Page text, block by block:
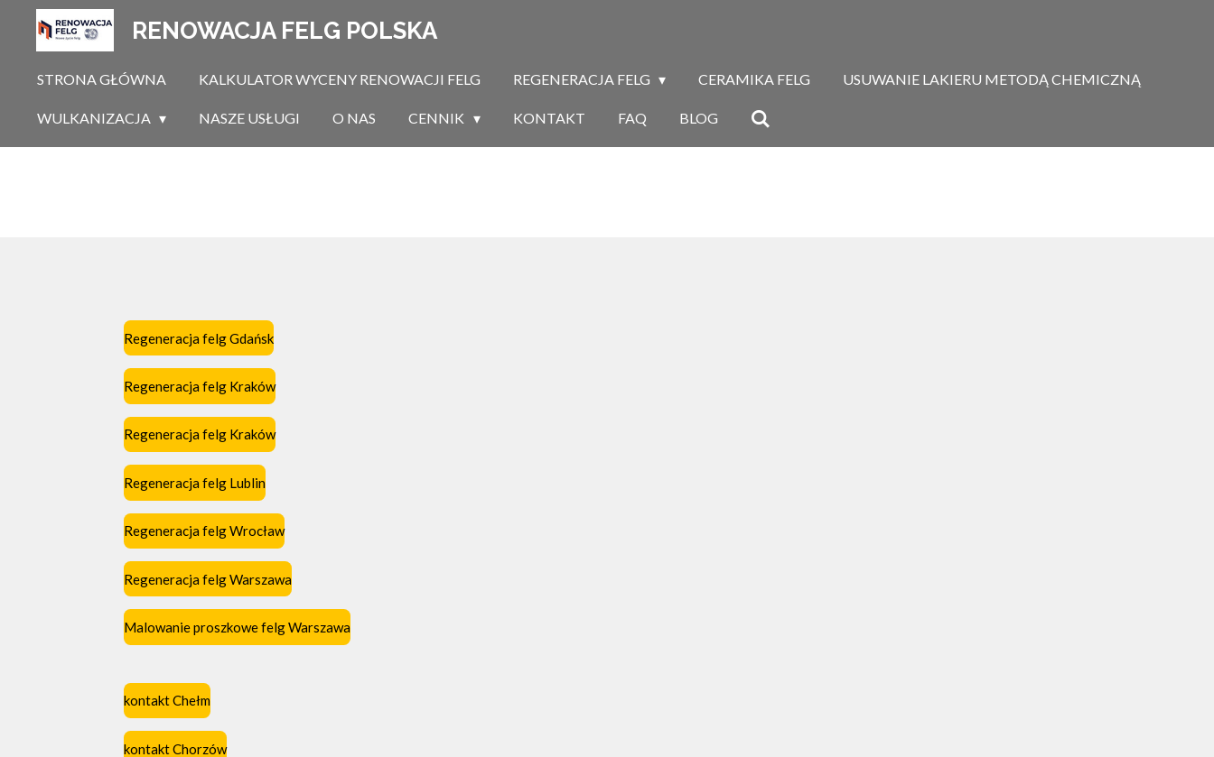
Przejdź
RENOWACJA FELG POLSKA
STRONA GŁÓWNA KALKULATOR WYCENY RENOWACJI FELG REGENERACJA FELG CERAMIKA FELG USUWANIE LAKIERU METODĄ CHEMICZNĄ
WULKANIZACJA NASZE USŁUGI O NAS CENNIK KONTAKT FAQ BLOG
Regeneracja felg Gdańsk
Regeneracja felg Kraków
Regeneracja felg Kraków
Regeneracja felg Lublin
Regeneracja felg Wrocław
Regeneracja felg Warszawa
Malowanie proszkowe felg Warszawa
kontakt Chełm
kontakt Chorzów